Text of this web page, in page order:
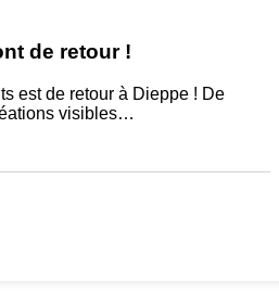
de retour !
est de retour à Dieppe ! De
visibles…